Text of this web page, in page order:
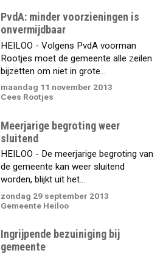
PvdA: minder voorzieningen is
onvermijdbaar
HEILOO - Volgens PvdA voorman
Rootjes moet de gemeente alle zeilen
bijzetten om niet in grote...
maandag 11 november 2013
Cees Rootjes
Meerjarige begroting weer
sluitend
HEILOO - De meerjarige begroting van
de gemeente kan weer sluitend
worden, blijkt uit het...
zondag 29 september 2013
Gemeente Heiloo
Ingrijpende bezuiniging bij
gemeente